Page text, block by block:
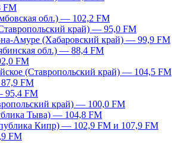
FM
обл.) — 102,2 FM
край) — 95,0 FM
Амуре (Хабаровский край) — 99,9 FM
обл.) — 88,4 FM
FM
(Ставропольский край) — 104,5 FM
FM
95,4 FM
край) — 100,0 FM
Тыва) — 104,8 FM
Кипр) — 102,9 FM и 107,9 FM
FM